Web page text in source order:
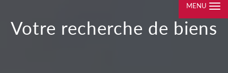
MENU
votre recherche de biens